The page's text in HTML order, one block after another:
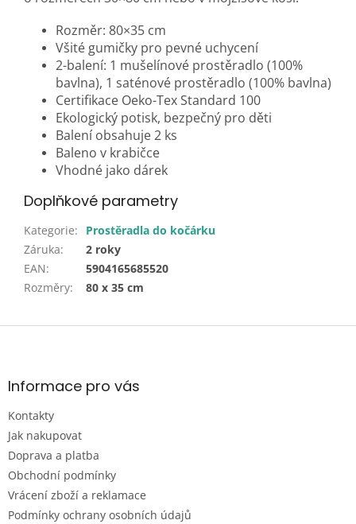
Rozměr: 80×35 cm
Všité gumičky pro pevné uchycení
2-balení: 1 mušelínové prostěradlo (100%
bavlna), 1 saténové prostěradlo (100% bavlna)
Certifikace Oeko-Tex Standard 100
Ekologický potisk, bezpečný pro děti
Balení obsahuje 2 ks
Baleno v krabičce
Vhodné jako dárek
Doplňkové parametry
Kategorie:
Prostěradla do kočárku
Záruka:
2 roky
EAN:
5904165685520
Rozměry: 80 x 35 cm
Z
aInformace pro vás
Kontakty
Jak nakupovat
Doprava a platba
Obchodní podmínky
Vrácení zboží a reklamace
Podmínky ochrany osobních údajů